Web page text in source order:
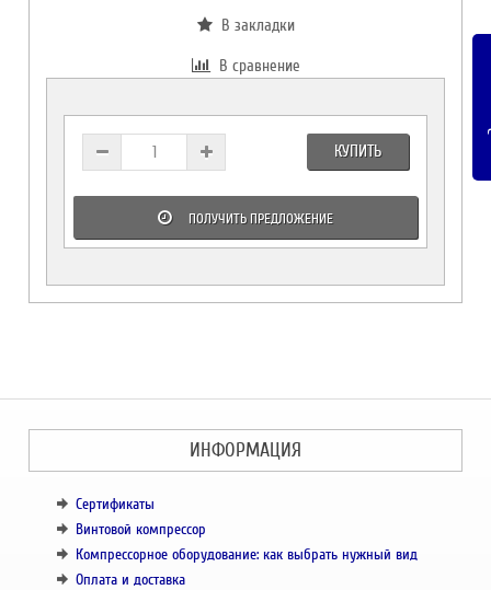
В закладки
В сравнение
КУПИТЬ
ПОЛУЧИТЬ ПРЕДЛОЖЕНИЕ
ИНФОРМАЦИЯ
Сертификаты
Винтовой компрессор
Компрессорное оборудование: как выбрать нужный вид
Оплата и доставка